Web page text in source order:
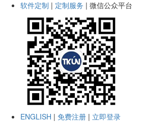
软件定制 | 定制服务 | 微信公众平台
ENGLISH | 免费注册 | 立即登录